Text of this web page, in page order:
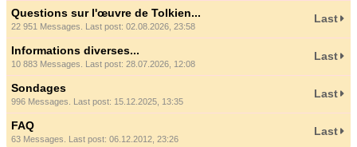
Questions sur l'œuvre de Tolkien...
22 951 Messages. Last post: 02.08.2026, 23:58
Last
Informations diverses...
10 883 Messages. Last post: 28.07.2026, 12:08
Last
Sondages
996 Messages. Last post: 15.12.2025, 13:35
Last
FAQ
63 Messages. Last post: 06.12.2012, 23:26
Last